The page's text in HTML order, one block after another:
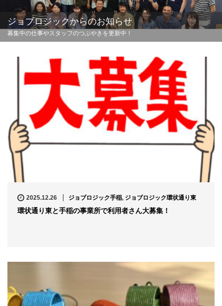
ジョブロジックからのお知らせ
募集中の仕事やスタッフのつぶやきを更新中！
2025.12.26 ジョブロジック手稲, ジョブロジック環状通り東
環状通り東と手稲の事業所で利用者さん大募集！